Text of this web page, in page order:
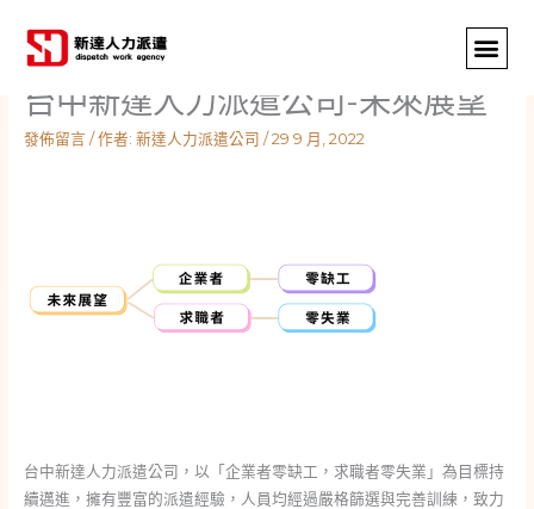
台中新達人力派遣公司-未來展望
發佈留言 / 作者: 新達人力派遣公司 /29 9 月, 2022
台中新達人力派遣公司，以「企業者零缺工，求職者零失業」為目標持
續邁進，擁有豐富的派遣經驗，人員均經過嚴格篩選與完善訓練，致力